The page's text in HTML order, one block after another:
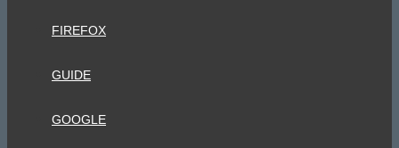
FIREFOX
GUIDE
GOOGLE